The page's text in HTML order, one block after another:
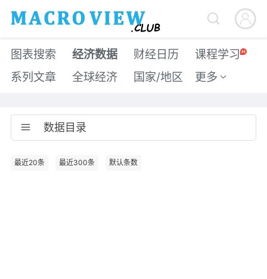


图表搜索 经济数据 财经日历
课程学习
系列文章
全球经济 国家/地区 更多 
 数据目录
最近20条 最近300条 默认条数